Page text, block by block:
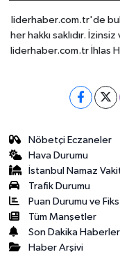
liderhaber.com.tr'de
her hakkı saklıdır.
liderhaber.com.tr İhlas
Nöbetçi Eczaneler
Hava Durumu
İstanbul Namaz
Trafik Durumu
Puan Durumu ve
Tüm Manşetler
Son Dakika
Haber Arşivi